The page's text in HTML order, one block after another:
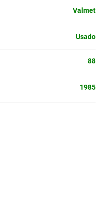
Valmet
Usado
88
1985